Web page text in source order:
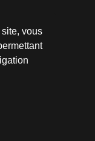
vous
Limited